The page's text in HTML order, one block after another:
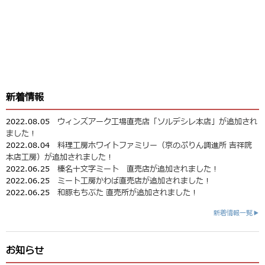
新着情報
2022.08.05 ウィンズアーク工場直売店「ソルデシレ本店」が追加され
ました！
2022.08.04 料理工房ホワイトファミリー（京のぷりん調進所 吉祥院
本店工房）が追加されました！
2022.06.25 榛名十文字ミート 直売店が追加されました！
2022.06.25 ミート工房かわば直売店が追加されました！
2022.06.25 和豚もちぶた 直売所が追加されました！
新着情報一覧▶
お知らせ